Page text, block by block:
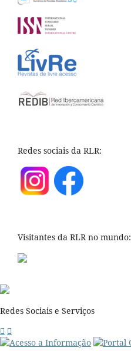
Redes sociais da RLR:
Visitantes da RLR no mundo:
Redes Sociais e Serviços